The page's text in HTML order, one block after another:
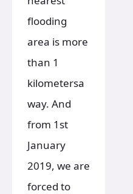
flooding
area is more
than 1
kilometersa
way. And
from 1st
January
2019, we are
forced to